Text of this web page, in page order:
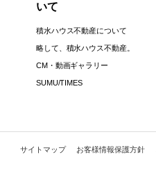
いて
積水ハウス不動産について
略して、積水ハウス不動産。
CM・動画ギャラリー
SUMU/TIMES
サイトマップ お客様情報保護方針